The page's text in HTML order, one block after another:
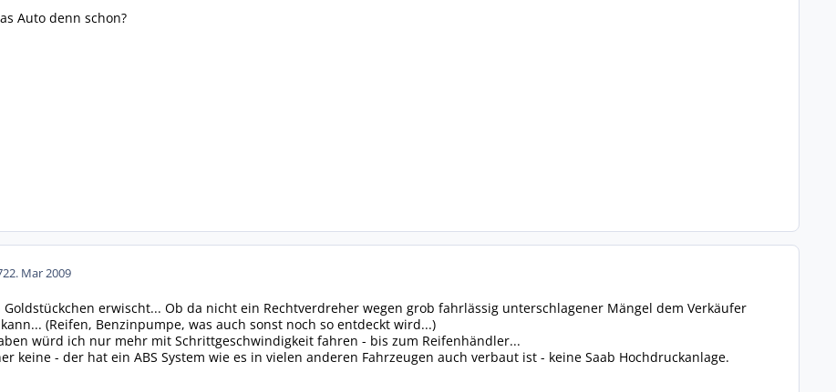
Auto denn schon?
22. Mar 2009
erwischt... Ob da nicht ein Rechtverdreher wegen grob fahrlässig unterschlagener Mängel dem Verkäufer
(Reifen, Benzinpumpe, was auch sonst noch so entdeckt wird...)
würd ich nur mehr mit Schrittgeschwindigkeit fahren - bis zum Reifenhändler...
keine - der hat ein ABS System wie es in vielen anderen Fahrzeugen auch verbaut ist - keine Saab Hochdruckanlage.